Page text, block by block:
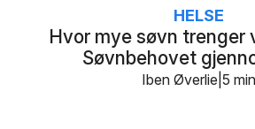
Hvor mye søvn trenger
Søvnbehovet
HELSE
5 min
Iben Øverlie